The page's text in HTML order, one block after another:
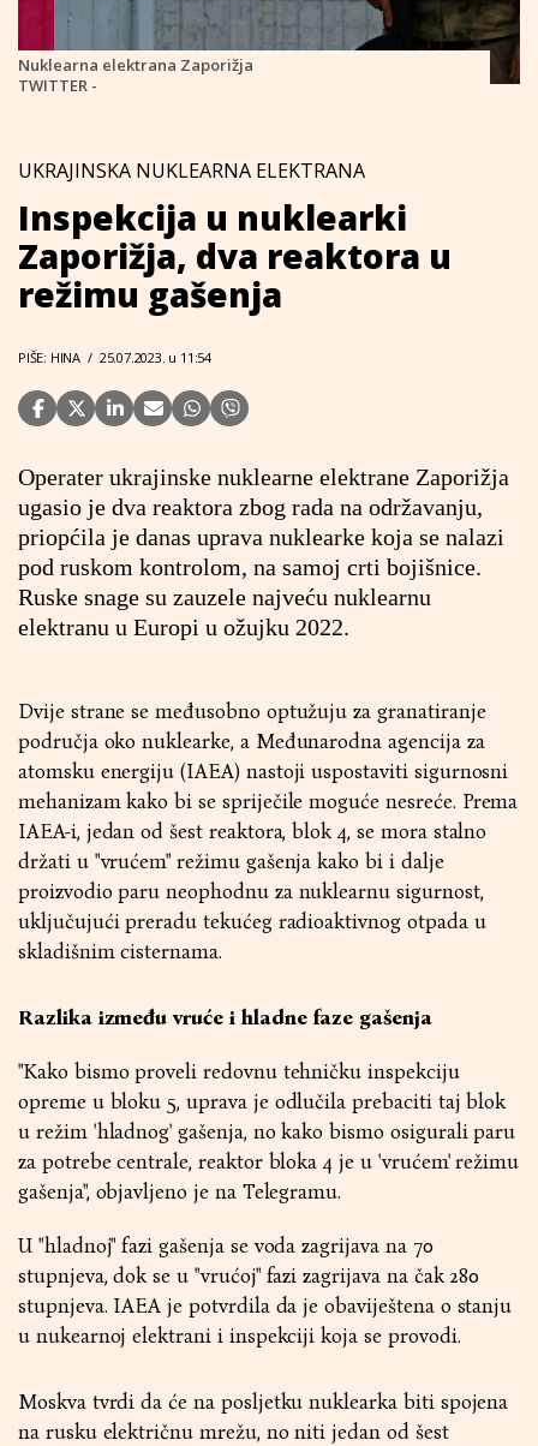
Nuklearna elektrana Zaporižja
TWITTER -
UKRAJINSKA NUKLEARNA ELEKTRANA
Inspekcija u nuklearki
Zaporižja, dva reaktora u
režimu gašenja
PIŠE: HINA / 25.07.2023. u 11:54
Operater ukrajinske nuklearne elektrane Zaporižja
ugasio je dva reaktora zbog rada na održavanju,
priopćila je danas uprava nuklearke koja se nalazi
pod ruskom kontrolom, na samoj crti bojišnice.
Ruske snage su zauzele najveću nuklearnu
elektranu u Europi u ožujku 2022.
Dvije strane se međusobno optužuju za granatiranje
područja oko nuklearke, a Međunarodna agencija za
atomsku energiju (IAEA) nastoji uspostaviti sigurnosni
mehanizam kako bi se spriječile moguće nesreće. Prema
IAEA-i, jedan od šest reaktora, blok 4, se mora stalno
držati u "vrućem" režimu gašenja kako bi i dalje
proizvodio paru neophodnu za nuklearnu sigurnost,
uključujući preradu tekućeg radioaktivnog otpada u
skladišnim cisternama.
Razlika između vruće i hladne faze gašenja
"Kako bismo proveli redovnu tehničku inspekciju
opreme u bloku 5, uprava je odlučila prebaciti taj blok
u režim 'hladnog' gašenja, no kako bismo osigurali paru
za potrebe centrale, reaktor bloka 4 je u 'vrućem' režimu
gašenja", objavljeno je na Telegramu.
U "hladnoj" fazi gašenja se voda zagrijava na 70
stupnjeva, dok se u "vrućoj" fazi zagrijava na čak 280
stupnjeva. IAEA je potvrdila da je obaviještena o stanju
u nukearnoj elektrani i inspekciji koja se provodi.
Moskva tvrdi da će na posljetku nuklearka biti spojena
na rusku električnu mrežu, no niti jedan od šest